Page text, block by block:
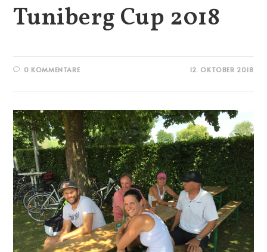
Tuniberg Cup 2018
0 KOMMENTARE 12. OKTOBER 2018